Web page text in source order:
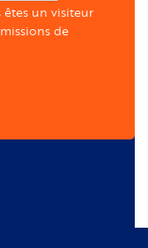
êtes un visiteur
de